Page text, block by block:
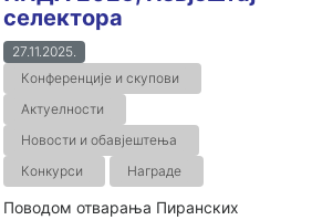
селектора
27.11.2025.
Конференције и скупови
Актуелности
Новости и обавјештења
Конкурси
Награде
Поводом отварања Пиранских